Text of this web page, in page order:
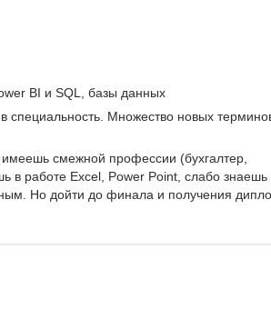
BI и SQL, базы данных
специальность. Множество новых
смежной профессии (бухгалтер,
в работе Excel, Power Point, слабо знаешь
Но дойти до финала и получения